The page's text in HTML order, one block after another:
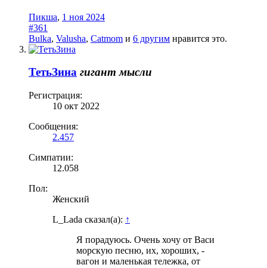
Пикша, 1 ноя 2024
#361
Bulka, Valusha, Catmom и 6 другим нравится это.
ТетьЗина гигант мысли
Регистрация:
10 окт 2022
Сообщения:
2.457
Симпатии:
12.058
Пол:
Женский
L_Lada сказал(а): ↑
Я порадуюсь. Очень хочу от Васи
морскую песню, их, хороших, -
вагон и маленькая тележка, от